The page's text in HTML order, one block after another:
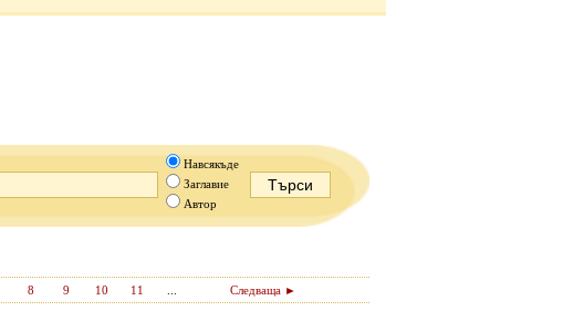
Навсякъде
Заглавие
Автор
8 9 10 11 Следваща ►